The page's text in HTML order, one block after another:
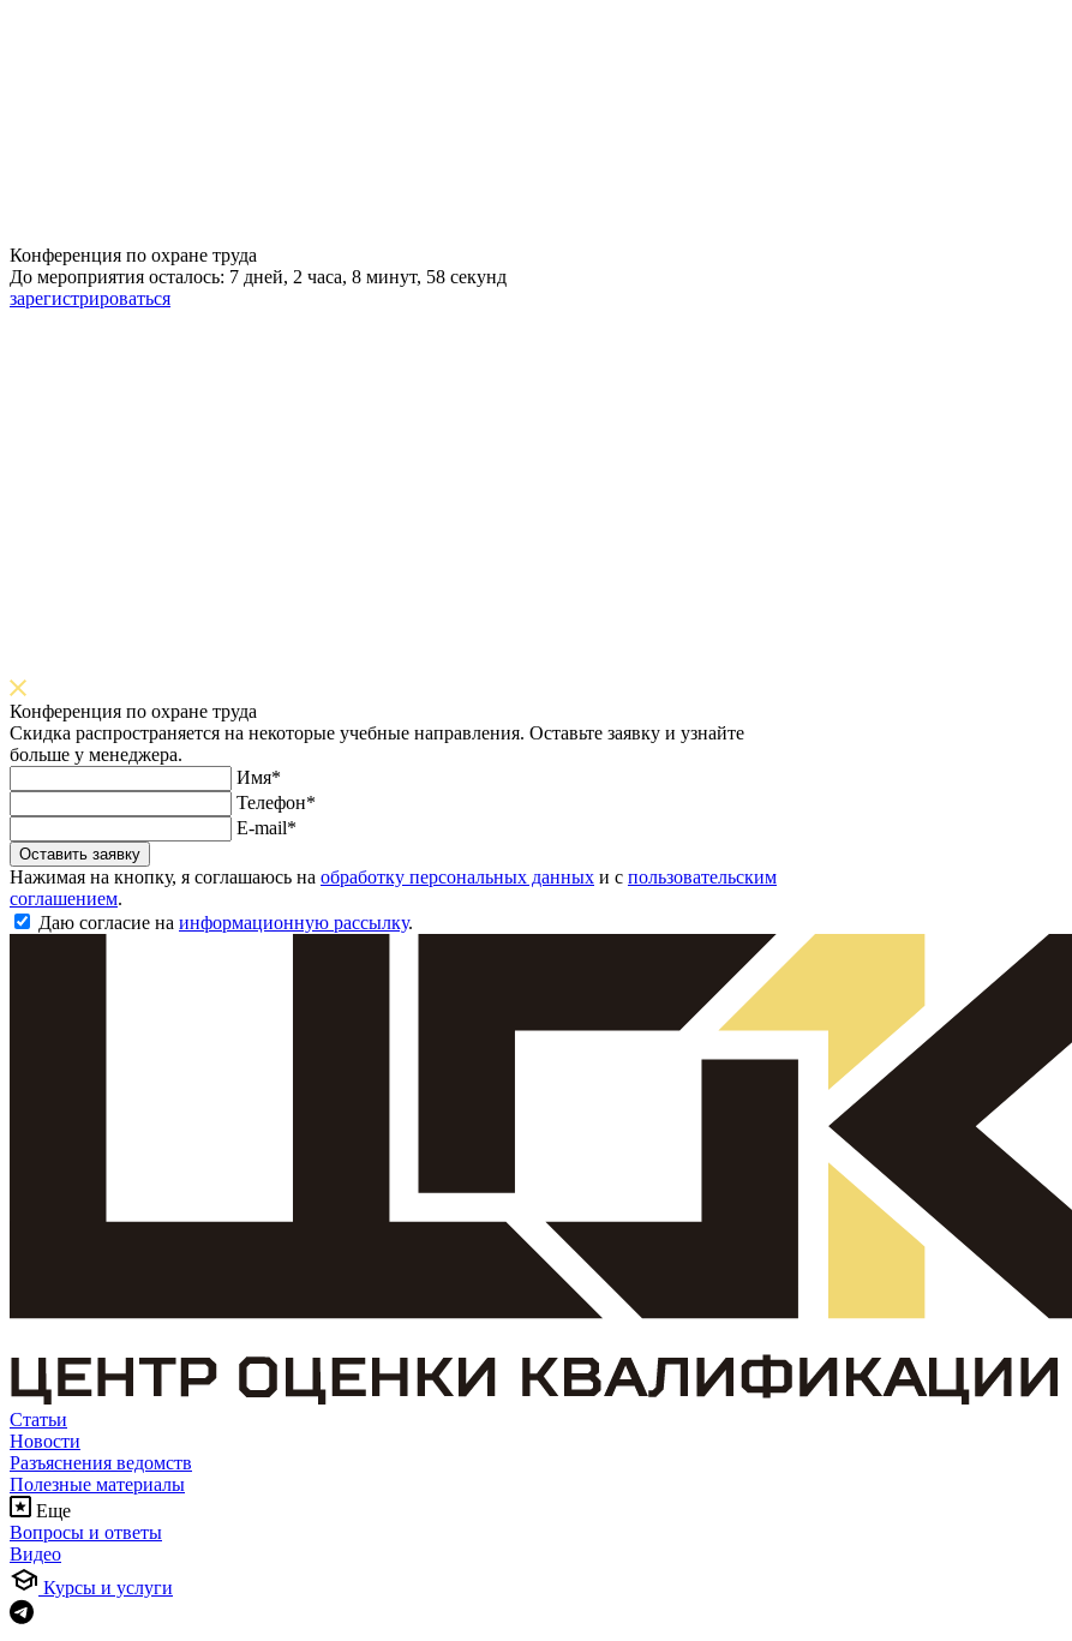
Конференция по охране труда
До мероприятия осталось: 7 дней, 2 часа, 8 минут, 58 секунд
зарегистрироваться
Конференция по охране труда
Скидка распространяется на некоторые учебные направления. Оставьте заявку и узнайте
больше у менеджера.
Имя*
Телефон*
E-mail*
Оставить заявку
Нажимая на кнопку, я соглашаюсь на обработку персональных данных и с пользовательским
соглашением.
Даю согласие на информационную рассылку.
Статьи
Новости
Разъяснения ведомств
Полезные материалы
Еще
Вопросы и ответы
Видео
Курсы и услуги